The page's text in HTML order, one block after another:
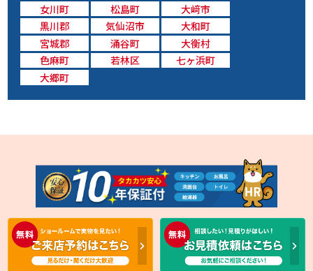
女川町
松島町
大﨑市
黒川郡
気仙沼市
大和町
宮城郡
涌谷町
大衡村
色麻町
若林区
七ヶ浜町
大郷町